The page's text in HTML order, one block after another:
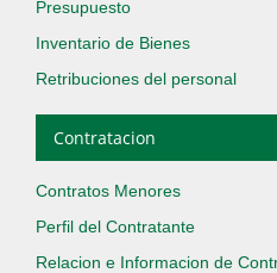
Presupuesto
Inventario de Bienes
Retribuciones del personal
Contratacion
Contratos Menores
Perfil del Contratante
Relacion e Informacion de